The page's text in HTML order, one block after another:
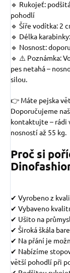
🔹 Rukojeť:
pohodlí
🔹 Šíře vodítka: 2
🔹 Délka
🔹 Nosnost:
🔹 ⚠️ Poznámka:
pes netahá –
silou.
👉 Máte pejska
Doporučujeme
kontaktujte – rádi
nosností až 55 kg.
Proč si
✔ Vyrobeno z
✔ Vybaveno
✔ Ušito na
✔ Široká škála
✔ Na přání je
✔ Nabízíme
větší pohodlí při